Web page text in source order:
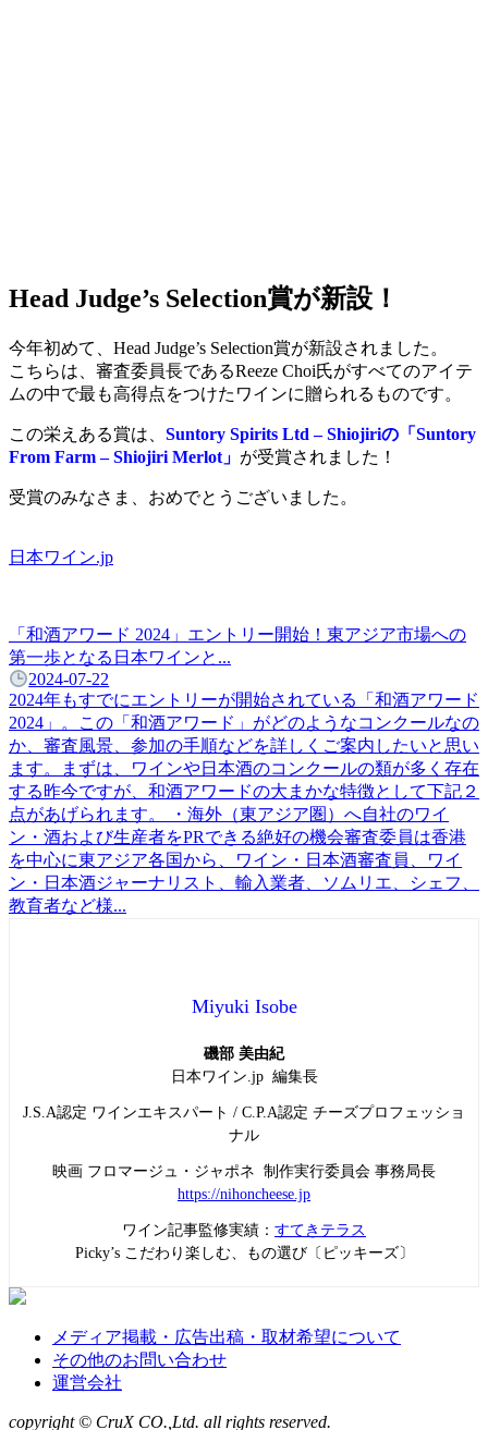
Head Judge’s Selection賞が新設！
今年初めて、Head Judge’s Selection賞が新設されました。
こちらは、審査委員長であるReeze Choi氏がすべてのアイテ
ムの中で最も高得点をつけたワインに贈られるものです。
この栄えある賞は、 Suntory Spirits Ltd – Shiojiriの「Suntory
From Farm – Shiojiri Merlot」 が受賞されました！
受賞のみなさま、おめでとうございました。
日本ワイン.jp
「和酒アワード 2024」エントリー開始！東アジア市場への
第一歩となる日本ワインと...
2024-07-22
2024年もすでにエントリーが開始されている「和酒アワード
2024」。この「和酒アワード」がどのようなコンクールなの
か、審査風景、参加の手順などを詳しくご案内したいと思い
ます。まずは、ワインや日本酒のコンクールの類が多く存在
する昨今ですが、和酒アワードの大まかな特徴として下記２
点があげられます。 ・海外（東アジア圏）へ自社のワイ
ン・酒および生産者をPRできる絶好の機会審査委員は香港
を中心に東アジア各国から、ワイン・⽇本酒審査員、ワイ
ン・⽇本酒ジャーナリスト、輸⼊業者、ソムリエ、シェフ、
教育者など様...
Miyuki Isobe
磯部 美由紀
日本ワイン.jp 編集長
J.S.A認定 ワインエキスパート / C.P.A認定 チーズプロフェッショ
ナル
映画 フロマージュ・ジャポネ 制作実行委員会 事務局長
https://nihoncheese.jp
ワイン記事監修実績： すてきテラス
Picky’s こだわり楽しむ、もの選び〔ピッキーズ〕
メディア掲載・広告出稿・取材希望について
その他のお問い合わせ
運営会社
copyright © CruX CO.,Ltd. all rights reserved.